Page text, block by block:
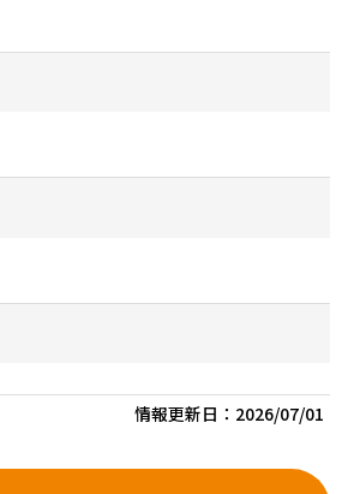
情報更新日： 2026/07/01